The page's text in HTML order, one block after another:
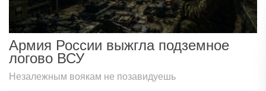
Армия России выжгла подземное
логово ВСУ
Незалежным воякам не позавидуешь